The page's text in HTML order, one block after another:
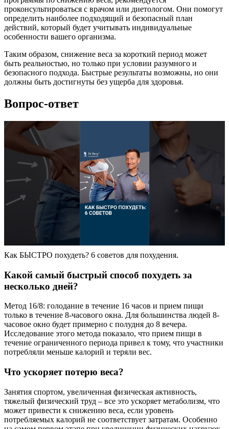
проконсультироваться с врачом или диетологом. Они помогут
определить наиболее подходящий и безопасный план
действий, который будет учитывать индивидуальные
особенности вашего организма.
Таким образом, снижение веса за короткий период может
быть реальностью, но только при условии разумного и
безопасного подхода. Быстрые результаты возможны, но они
должны быть достигнуты без ущерба для здоровья.
Вопрос-ответ
Как БЫСТРО похудеть? 6 советов для похудения.
Какой самый быстрый способ похудеть за
несколько дней?
Метод 16/8: голодание в течение 16 часов и прием пищи
только в течение 8-часового окна. Для большинства людей 8-
часовое окно будет примерно с полудня до 8 вечера.
Исследование этого метода показало, что прием пищи в
течение ограниченного периода привел к тому, что участники
потребляли меньше калорий и теряли вес.
Что ускоряет потерю веса?
Занятия спортом, увеличенная физическая активность,
тяжелый физический труд – все это ускоряет метаболизм, что
может привести к снижению веса, если уровень
потребляемых калорий не соответствует затратам. Особенно